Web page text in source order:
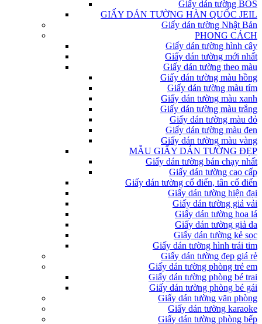
Giấy dán tường BOS
GIẤY DÁN TƯỜNG HÀN QUỐC JEIL
Giấy dán tường Nhật Bản
PHONG CÁCH
Giấy dán tường hình cây
Giấy dán tường mới nhất
Giấy dán tường theo màu
Giấy dán tường màu hồng
Giấy dán tường màu tím
Giấy dán tường màu xanh
Giấy dán tường màu trắng
Giấy dán tường màu đỏ
Giấy dán tường màu đen
Giấy dán tường màu vàng
MẪU GIẤY DÁN TƯỜNG ĐẸP
Giấy dán tường bán chạy nhất
Giấy dán tường cao cấp
Giấy dán tường cổ điển, tân cổ điển
Giấy dán tường hiện đại
Giấy dán tường giả vải
Giấy dán tường hoa lá
Giấy dán tường giả da
Giấy dán tường kẻ sọc
Giấy dán tường hình trái tim
Giấy dán tường đẹp giá rẻ
Giấy dán tường phòng trẻ em
Giấy dán tường phòng bé trai
Giấy dán tường phòng bé gái
Giấy dán tường văn phòng
Giấy dán tường karaoke
Giấy dán tường phòng bếp